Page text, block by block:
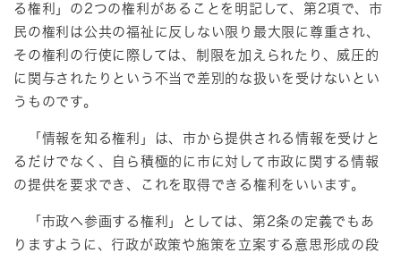
る権利」の2つの権利があることを明記して、第2項で、市
民の権利は公共の福祉に反しない限り最大限に尊重され、
その権利の行使に際しては、制限を加えられたり、威圧的
に関与されたりという不当で差別的な扱いを受けないとい
うものです。
「情報を知る権利」は、市から提供される情報を受けと
るだけでなく、自ら積極的に市に対して市政に関する情報
の提供を要求でき、これを取得できる権利をいいます。
「市政へ参画する権利」としては、第2条の定義でもあ
りますように、行政が政策や施策を立案する意思形成の段